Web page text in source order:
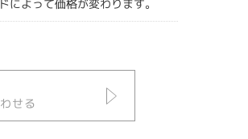
よって価格が変わります。
せる